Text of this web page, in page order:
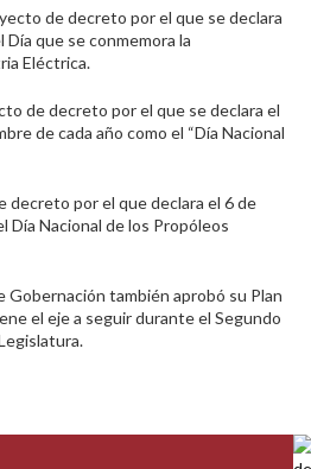
de decreto por el que se declara
que se conmemora la
Eléctrica.
de decreto por el que se declara el
de cada año como el “Día Nacional
decreto por el que declara el 6 de
Día Nacional de los Propóleos
Gobernación también aprobó su Plan
el eje a seguir durante el Segundo